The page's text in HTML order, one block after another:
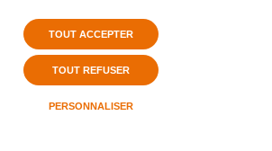
TOUT ACCEPTER
TOUT REFUSER
PERSONNALISER